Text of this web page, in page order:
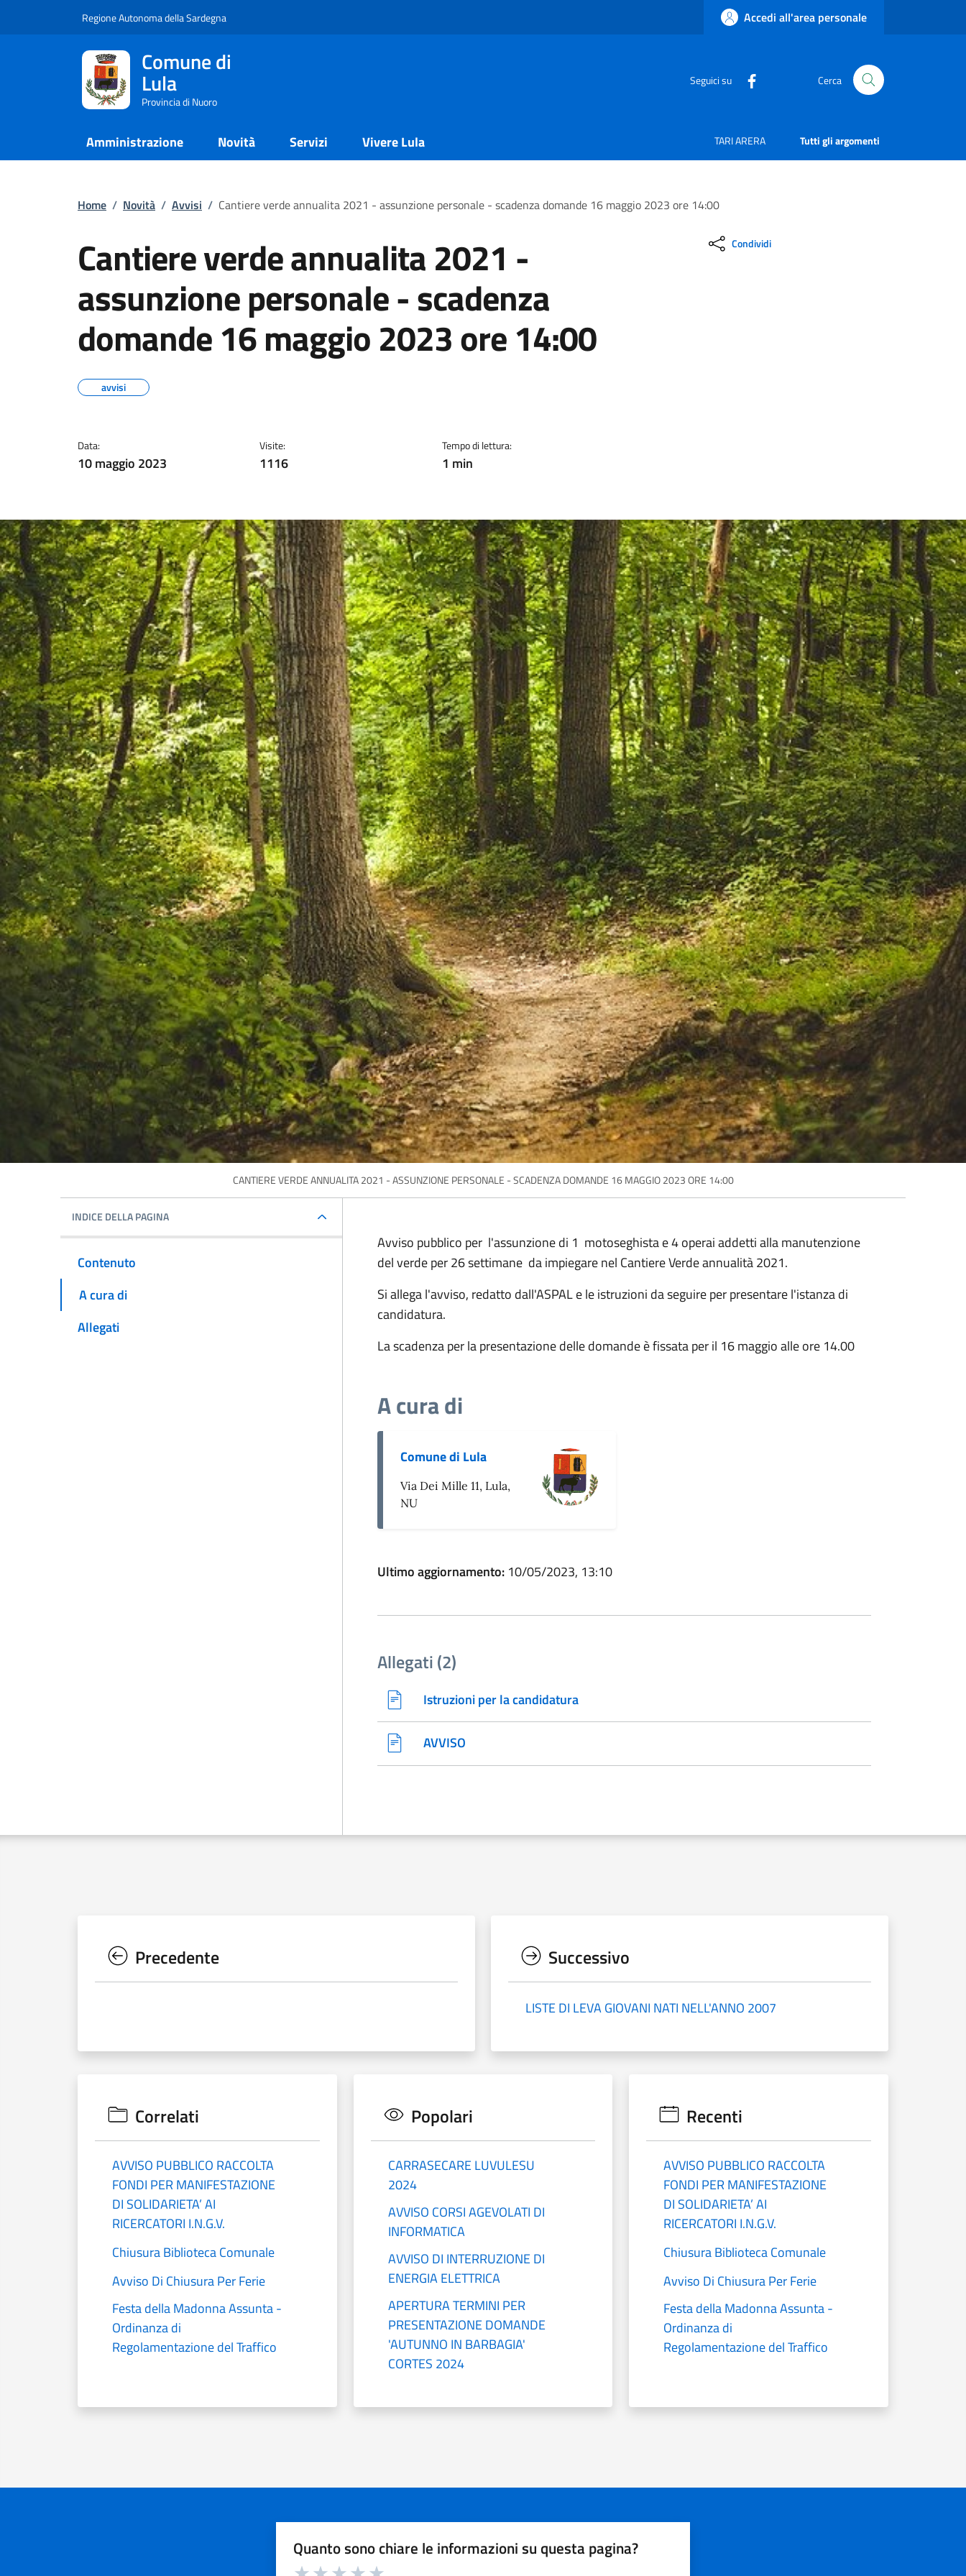
Regione Autonoma della Sardegna Accedi all'area personale
Comune di
Lula
Provincia di Nuoro
Seguici su Cerca
Amministrazione Novità Servizi Vivere Lula TARI ARERA Tutti gli argomenti
Home / Novità / Avvisi / Cantiere verde annualita 2021 - assunzione personale - scadenza domande 16 maggio 2023 ore 14:00
Cantiere verde annualita 2021 -
assunzione personale - scadenza
domande 16 maggio 2023 ore 14:00
avvisi
Data:
10 maggio 2023
Visite:
1116
Tempo di lettura:
1 min
Condividi
CANTIERE VERDE ANNUALITA 2021 - ASSUNZIONE PERSONALE - SCADENZA DOMANDE 16 MAGGIO 2023 ORE 14:00
INDICE DELLA PAGINA
Contenuto
A cura di
Allegati
Avviso pubblico per l'assunzione di 1 motoseghista e 4 operai addetti alla manutenzione
del verde per 26 settimane da impiegare nel Cantiere Verde annualità 2021.
Si allega l'avviso, redatto dall'ASPAL e le istruzioni da seguire per presentare l'istanza di
candidatura.
La scadenza per la presentazione delle domande è fissata per il 16 maggio alle ore 14.00
A cura di
Comune di Lula
Via Dei Mille 11, Lula,
NU
Ultimo aggiornamento: 10/05/2023, 13:10
Allegati (2)
Istruzioni per la candidatura
AVVISO
Precedente Successivo
LISTE DI LEVA GIOVANI NATI NELL'ANNO 2007
Correlati
AVVISO PUBBLICO RACCOLTA
FONDI PER MANIFESTAZIONE
DI SOLIDARIETA’ AI
RICERCATORI I.N.G.V.
Chiusura Biblioteca Comunale
Avviso Di Chiusura Per Ferie
Festa della Madonna Assunta -
Ordinanza di
Regolamentazione del Traffico
Popolari
CARRASECARE LUVULESU
2024
AVVISO CORSI AGEVOLATI DI
INFORMATICA
AVVISO DI INTERRUZIONE DI
ENERGIA ELETTRICA
APERTURA TERMINI PER
PRESENTAZIONE DOMANDE
'AUTUNNO IN BARBAGIA'
CORTES 2024
Recenti
AVVISO PUBBLICO RACCOLTA
FONDI PER MANIFESTAZIONE
DI SOLIDARIETA’ AI
RICERCATORI I.N.G.V.
Chiusura Biblioteca Comunale
Avviso Di Chiusura Per Ferie
Festa della Madonna Assunta -
Ordinanza di
Regolamentazione del Traffico
Quanto sono chiare le informazioni su questa pagina?
Valuta da 1 a 5 stelle la pagina